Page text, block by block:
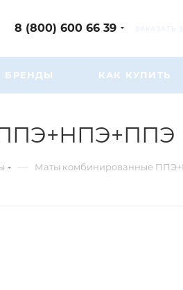
8 (800) 600 66 39 ЗАКАЗАТЬ
БРЕНДЫ КАК КУПИТЬ
— Маты комбинированные